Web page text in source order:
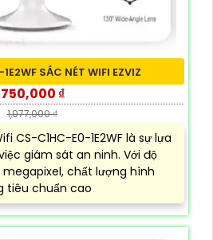
SẮC NÉT WIFI EZVIZ
750,000 ₫
1,077,000 ₫
CS-C1HC-E0-1E2WF là sự lựa
giám sát an ninh. Với độ
megapixel, chất lượng hình
tiêu chuẩn cao